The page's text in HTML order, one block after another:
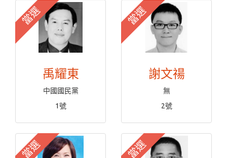
當選
禹耀東
中國國民黨
1號
當選
謝文禓
無
2號
當選 當選